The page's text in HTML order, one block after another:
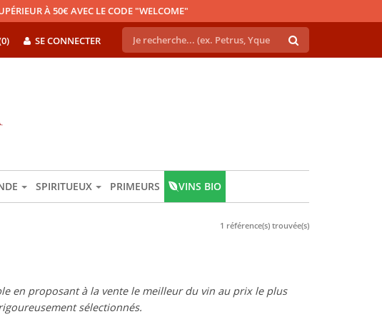
À 50€ AVEC LE CODE "WELCOME"
SE CONNECTER
SPIRITUEUX PRIMEURS VINS BIO
1 référence(s) trouvée(s)
en proposant à la vente le meilleur du vin au prix le plus
sélectionnés.